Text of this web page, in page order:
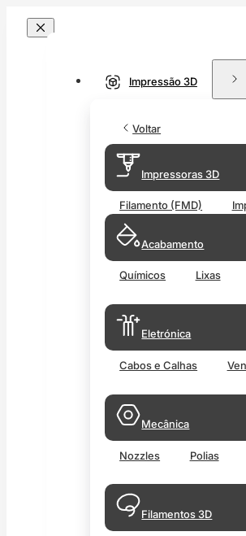
Impressão 3D
Voltar
Impressoras 3D
Filamento (FMD)
Acabamento
Químicos Lixas
Eletrónica
Cabos e Calhas
Mecânica
Nozzles Polias
Filamentos 3D